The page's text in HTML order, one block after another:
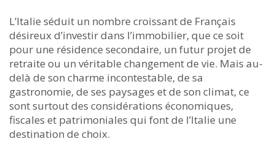
L’Italie séduit un nombre croissant de Français
désireux d’investir dans l’immobilier, que ce soit
pour une résidence secondaire, un futur projet de
retraite ou un véritable changement de vie. Mais au-
delà de son charme incontestable, de sa
gastronomie, de ses paysages et de son climat, ce
sont surtout des considérations économiques,
fiscales et patrimoniales qui font de l’Italie une
destination de choix.